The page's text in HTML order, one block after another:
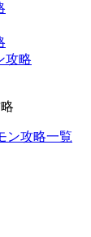
攻略
ン攻略一覧